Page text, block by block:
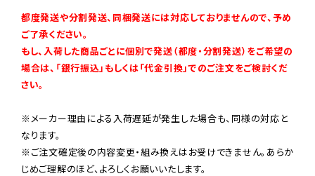
都度発送や分割発送、同梱発送には対応しておりませんので、予め
ご了承ください。
もし、入荷した商品ごとに個別で発送（都度・分割発送）をご希望の
場合は、「銀行振込」もしくは「代金引換」でのご注文をご検討くだ
さい。
※メーカー理由による入荷遅延が発生した場合も、同様の対応と
なります。
※ご注文確定後の内容変更・組み換えはお受けできません。あらか
じめご理解のほど、よろしくお願いいたします。